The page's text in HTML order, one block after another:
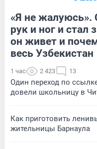
«Я не жалуюсь».
рук и ног и стал
он живет и
весь Узбекистан
1 час 2 423 13
Один переход по
довели школьницу в
Как приготовить
жительницы Барнаула